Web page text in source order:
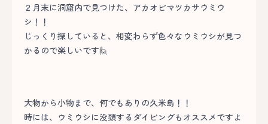
２月末に洞窟内で見つけた、アカオビマツカサウミウ
シ！！
じっくり探していると、相変わらず色々なウミウシが見つ
かるので楽しいです🙋
大物から小物まで、何でもありの久米島！！
時には、ウミウシに没頭するダイビングもオススメですよ